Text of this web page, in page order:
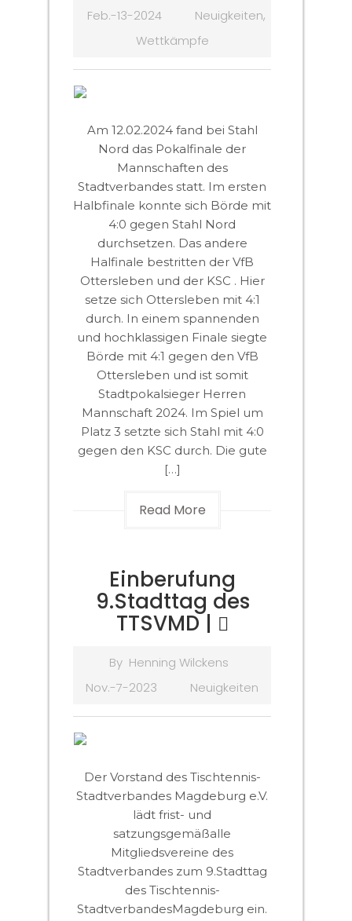
Feb.-13-2024
Neuigkeiten,
Wettkämpfe
Am 12.02.2024 fand bei Stahl
Nord das Pokalfinale der
Mannschaften des
Stadtverbandes statt. Im ersten
Halbfinale konnte sich Börde mit
4:0 gegen Stahl Nord
durchsetzen. Das andere
Halfinale bestritten der VfB
Ottersleben und der KSC . Hier
setze sich Ottersleben mit 4:1
durch. In einem spannenden
und hochklassigen Finale siegte
Börde mit 4:1 gegen den VfB
Ottersleben und ist somit
Stadtpokalsieger Herren
Mannschaft 2024. Im Spiel um
Platz 3 setzte sich Stahl mit 4:0
gegen den KSC durch. Die gute
[…]
Read More
Einberufung
9.Stadttag des
TTSVMD |
By Henning Wilckens
Nov.-7-2023
Neuigkeiten
Der Vorstand des Tischtennis-
Stadtverbandes Magdeburg e.V.
lädt frist- und
satzungsgemäßalle
Mitgliedsvereine des
Stadtverbandes zum 9.Stadttag
des Tischtennis-
StadtverbandesMagdeburg ein.